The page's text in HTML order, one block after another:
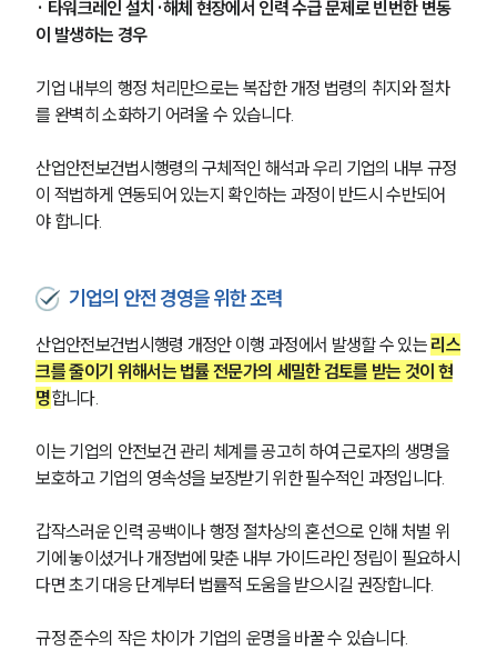
· 타워크레인 설치·해체 현장에서 인력 수급 문제로 빈번한 변동
이 발생하는 경우
기업 내부의 행정 처리만으로는 복잡한 개정 법령의 취지와 절차
를 완벽히 소화하기 어려울 수 있습니다.
산업안전보건법시행령의 구체적인 해석과 우리 기업의 내부 규정
이 적법하게 연동되어 있는지 확인하는 과정이 반드시 수반되어
야 합니다.
기업의 안전 경영을 위한 조력
산업안전보건법시행령 개정안 이행 과정에서 발생할 수 있는 리스
크를 줄이기 위해서는 법률 전문가의 세밀한 검토를 받는 것이 현
명합니다.
이는 기업의 안전보건 관리 체계를 공고히 하여 근로자의 생명을
보호하고 기업의 영속성을 보장받기 위한 필수적인 과정입니다.
갑작스러운 인력 공백이나 행정 절차상의 혼선으로 인해 처벌 위
기에 놓이셨거나 개정법에 맞춘 내부 가이드라인 정립이 필요하시
다면 초기 대응 단계부터 법률적 도움을 받으시길 권장합니다.
규정 준수의 작은 차이가 기업의 운명을 바꿀 수 있습니다.